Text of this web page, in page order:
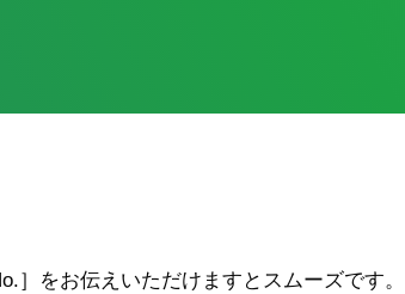
］をお伝えいただけますとスムーズです。